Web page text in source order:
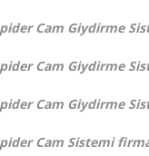
Cam Giydirme
Cam Giydirme
Cam Giydirme
Cam Sistemi